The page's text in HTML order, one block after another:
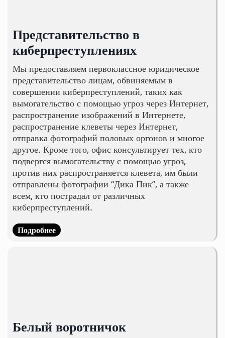
Представительство в
киберпреступлениях
Мы предоставляем первоклассное юридическое
представительство лицам, обвиняемым в
совершении киберпреступлений, таких как
вымогательство с помощью угроз через Интернет,
распространение изображений в Интернете,
распространение клеветы через Интернет,
отправка фотографий половых оргонов и многое
другое. Кроме того, офис консультирует тех, кто
подвергся вымогательству с помощью угроз,
против них распространяется клевета, им были
отправлены фотографии “Дика Пик”, а также
всем, кто пострадал от различных
киберпреступлений.
Подробнее
Белый воротничок